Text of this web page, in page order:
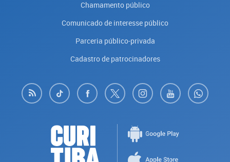
Chamamento público
Comunicado de interesse público
Parceria público-privada
Cadastro de patrocinadores